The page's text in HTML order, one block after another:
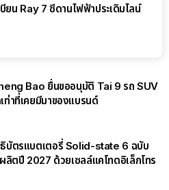
ยน Ray 7 ซีดานไฟฟ้าประเดิมไลน์
Bao ยื่นขออนุมัติ Tai 9 รถ SUV
าที่เคยมีมาของแบรนด์
บัตรแบตเตอรี่ Solid-state 6 ฉบับ
ลิตปี 2027 ด้วยเซลล์แคโทดอิเล็กโทร